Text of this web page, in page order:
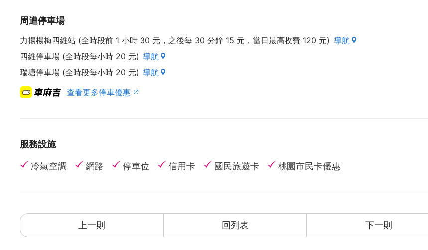
*KTV *多媒體VOD
*ADSL免費寬頻無線上網專線
依蝶時尚汽車旅館位於楊梅，距離埔心車站步行約 5 分鐘，提供空調客房並附設免費私人停車場。
依蝶時尚汽車旅館距離四維商圈步行僅 3 分鐘，距離桃園國際機場約 30 分鐘車程。
每間客房均設有平面有線電視。部分客房設有休息區，方便住客放鬆休憩。另備有拖鞋和免費盥洗用品。
館內設有 24 小時櫃台
楊梅埔心牧場
六福村
周遭停車場
力揚楊梅四維站 (全時段前 1 小時 30 元，之後每 30 分鐘 15 元，當日最高收費 120 元) 導航
四維停車場 (全時段每小時 20 元) 導航
瑞塘停車場 (全時段每小時 20 元) 導航
查看更多停車優惠
服務設施
冷氣空調 網路 停車位 信用卡 國民旅遊卡 桃園市民卡優惠
上一則 回列表 下一則